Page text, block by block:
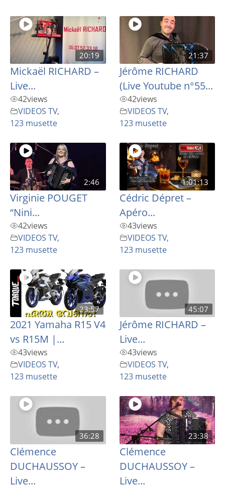
20:19
Mickaël RICHARD –
Live...
42views
VIDEOS TV,
123 musette
21:37
Jérôme RICHARD
(Live Youtube n°55...
42views
VIDEOS TV,
123 musette
2:46
Virginie POUGET
“Nini...
42views
VIDEOS TV,
123 musette
1:01:13
Cédric Dépret –
Apéro...
43views
VIDEOS TV,
123 musette
23:57
2021 Yamaha R15 V4
vs R15M |...
43views
VIDEOS TV,
123 musette
45:07
Jérôme RICHARD –
Live...
43views
VIDEOS TV,
123 musette
36:28
Clémence
DUCHAUSSOY –
Live...
23:38
Clémence
DUCHAUSSOY –
Live...